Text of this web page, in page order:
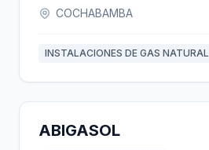
COCHABAMBA
INSTALACIONES DE GAS NATURAL
ABIGASOL